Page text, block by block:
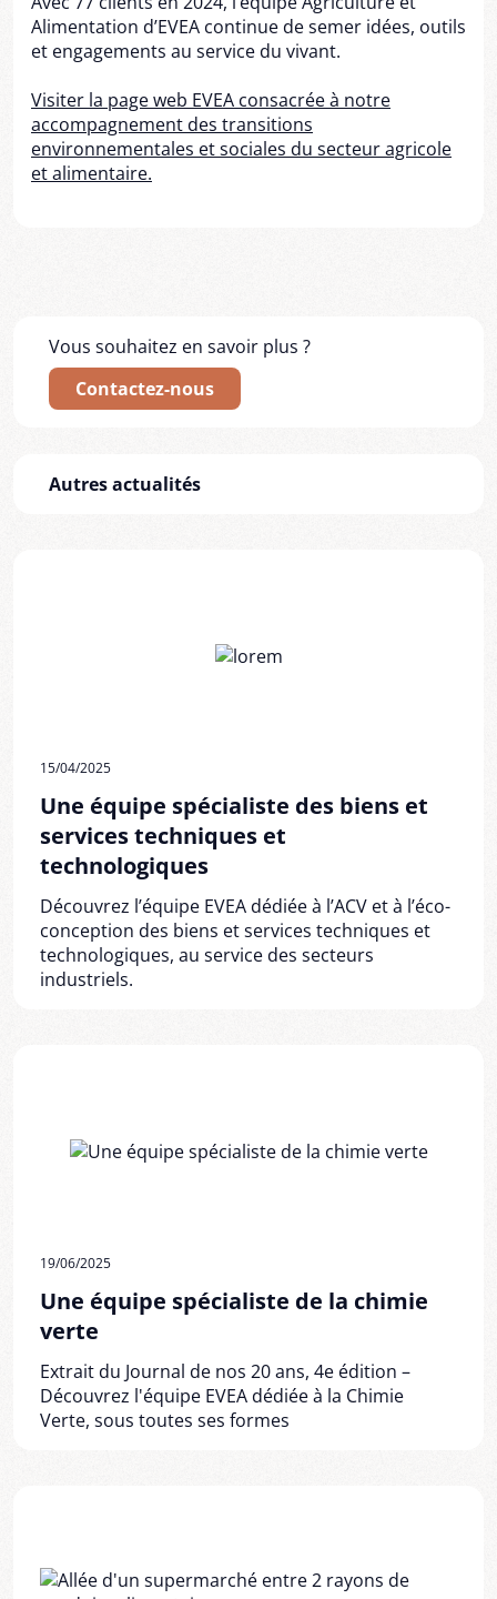
Alimentation d’EVEA continue de semer idées, outils
et engagements au service du vivant.
Visiter la page web EVEA consacrée à notre
accompagnement des transitions
environnementales et sociales du secteur agricole
et alimentaire.
Vous souhaitez en savoir plus ?
Contactez-nous
Autres actualités
15/04/2025
Une équipe spécialiste des biens et
services techniques et
technologiques
Découvrez l’équipe EVEA dédiée à l’ACV et à l’éco-
conception des biens et services techniques et
technologiques, au service des secteurs
industriels.
19/06/2025
Une équipe spécialiste de la chimie
verte
Extrait du Journal de nos 20 ans, 4e édition –
Découvrez l'équipe EVEA dédiée à la Chimie
Verte, sous toutes ses formes